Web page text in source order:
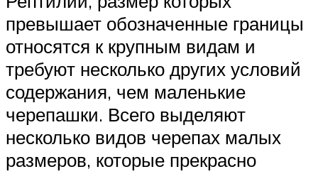
превышает обозначенные границы
относятся к крупным видам и
требуют несколько других условий
содержания, чем маленькие
черепашки. Всего выделяют
несколько видов черепах малых
размеров, которые прекрасно